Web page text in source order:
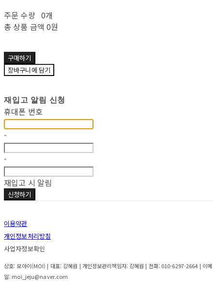
주문 수량 0개
총 상품 금액 0원
구매하기
장바구니에 담기
재입고 알림 신청
휴대폰 번호
-
-
재입고 시 알림
신청하기
이용약관
개인정보처리방침
사업자정보확인
상호: 모아이(MOI) | 대표: 강혜원 | 개인정보관리책임자: 강혜원 | 전화: 010-6297-2664 | 이메
일: moi_jeju@naver.com